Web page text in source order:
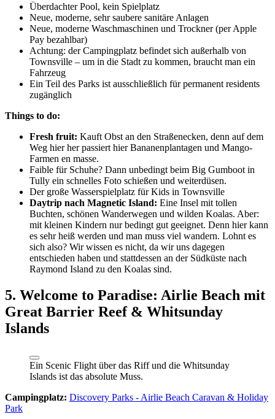
Überdachter Pool, kein Spielplatz
Neue, moderne, sehr saubere sanitäre Anlagen
Neue, moderne Waschmaschinen und Trockner (per Apple
Pay bezahlbar)
Achtung: der Campingplatz befindet sich außerhalb von
Townsville – um in die Stadt zu kommen, braucht man ein
Fahrzeug
Ein Teil des Parks ist ausschließlich für permanent residents
zugänglich
Things to do:
Fresh fruit: Kauft Obst an den Straßenecken, denn auf dem
Weg hier her passiert hier Bananenplantagen und Mango-
Farmen en masse.
Faible für Schuhe? Dann unbedingt beim Big Gumboot in
Tully ein schnelles Foto schießen und weiterdüsen.
Der große Wasserspielplatz für Kids in Townsville
Daytrip nach Magnetic Island: Eine Insel mit tollen
Buchten, schönen Wanderwegen und wilden Koalas. Aber:
mit kleinen Kindern nur bedingt gut geeignet. Denn hier kann
es sehr heiß werden und man muss viel wandern. Lohnt es
sich also? Wir wissen es nicht, da wir uns dagegen
entschieden haben und stattdessen an der Südküste nach
Raymond Island zu den Koalas sind.
5. Welcome to Paradise: Airlie Beach mit
Great Barrier Reef & Whitsunday
Islands
Ein Scenic Flight über das Riff und die Whitsunday
Islands ist das absolute Muss.
Campingplatz: Discovery Parks - Airlie Beach Caravan & Holiday
Park